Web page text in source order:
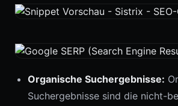
Organische Suchergebnisse:
Suchergebnisse sind die nicht-